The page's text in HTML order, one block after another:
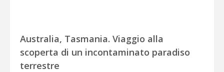
Australia, Tasmania. Viaggio alla
scoperta di un incontaminato paradiso
terrestre